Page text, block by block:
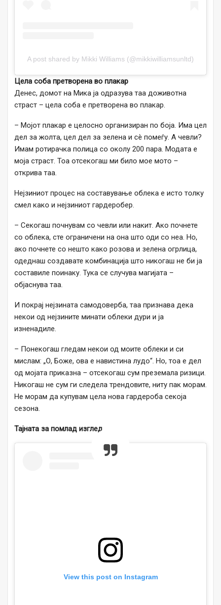
A post shared by Mikki Williams (@mikkiwilliamsunltd)
Цела соба претворена во плакар
Денес, домот на Мика ја одразува таа доживотна
страст – цела соба е претворена во плакар.
– Мојот плакар е целосно организиран по боја. Има цел
дел за жолта, цел дел за зелена и сè помеѓу. А чевли?
Имам ротирачка полица со околу 200 пара. Модата е
моја страст. Тоа отсекогаш ми било мое мото –
открива таа.
Нејзиниот процес на составување облека е исто толку
смел како и нејзиниот гардеробер.
– Секогаш почнувам со чевли или накит. Ако почнете
со облека, сте ограничени на она што оди со неа. Но,
ако почнете со нешто како розова и зелена огрлица,
одеднаш создавате комбинација што никогаш не би ја
составиле поинаку. Тука се случува магијата –
објаснува таа.
И покрај нејзината самодоверба, таа признава дека
некои од нејзините минати облеки дури и ја
изненадиле.
– Понекогаш гледам некои од моите облеки и си
мислам: „О, Боже, ова е навистина лудо“. Но, тоа е дел
од мојата приказна – отсекогаш сум преземала ризици.
Никогаш не сум ги следела трендовите, ниту пак морам.
Не морам да купувам цела нова гардероба секоја
сезона.
Тајната за помлад изглед
View this post on Instagram